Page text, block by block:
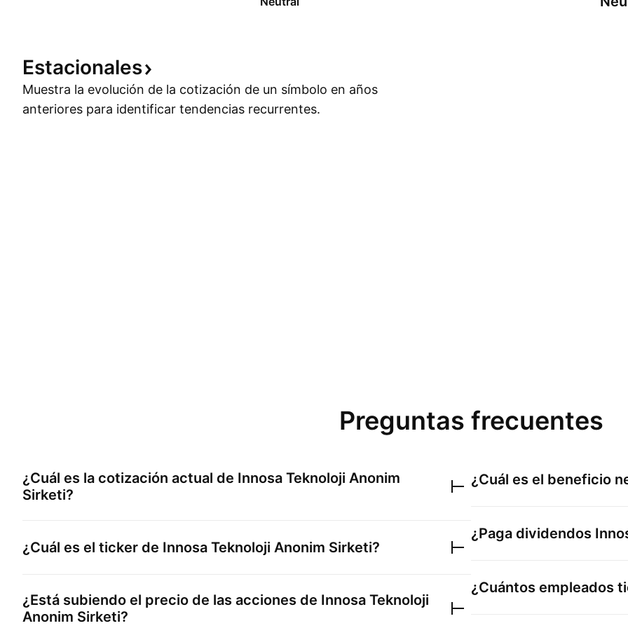
Estacionales
Muestra la evolución de la cotización de un símbolo en años
anteriores para identificar tendencias recurrentes.
Preguntas frecuentes
¿Cuál es la cotización actual de Innosa Teknoloji Anonim
Sirketi?
¿Cuál es el ticker de Innosa Teknoloji Anonim Sirketi?
¿Está subiendo el precio de las acciones de Innosa Teknoloji
Anonim Sirketi?
¿Cuál es el beneficio
¿Paga dividendos
¿Cuántos empleados